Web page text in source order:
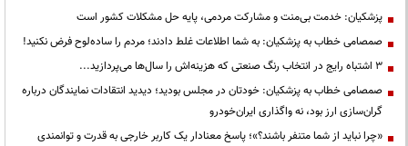
پزشکیان: خدمت بی‌منت و مشارکت مردمی، پایه حل مشکلات کشور است
صمصامی خطاب به پزشکیان: به شما اطلاعات غلط دادند؛ مردم را ساده‌لوح فرض نکنید!
3 اشتباه رایج در انتخاب رنگ صنعتی که هزینه‌اش را سال‌ها می‌پردازید...
صمصامی خطاب به پزشکیان: خودتان در مجلس بودید؛ دیدید انتقادات نمایندگان درباره
گران‌سازی ارز بود، نه واگذاری ایران‌خودرو
«چرا نباید از شما متنفر باشند؟»؛ پاسخ معنادار یک کاربر خارجی به قدرت و توانمندی